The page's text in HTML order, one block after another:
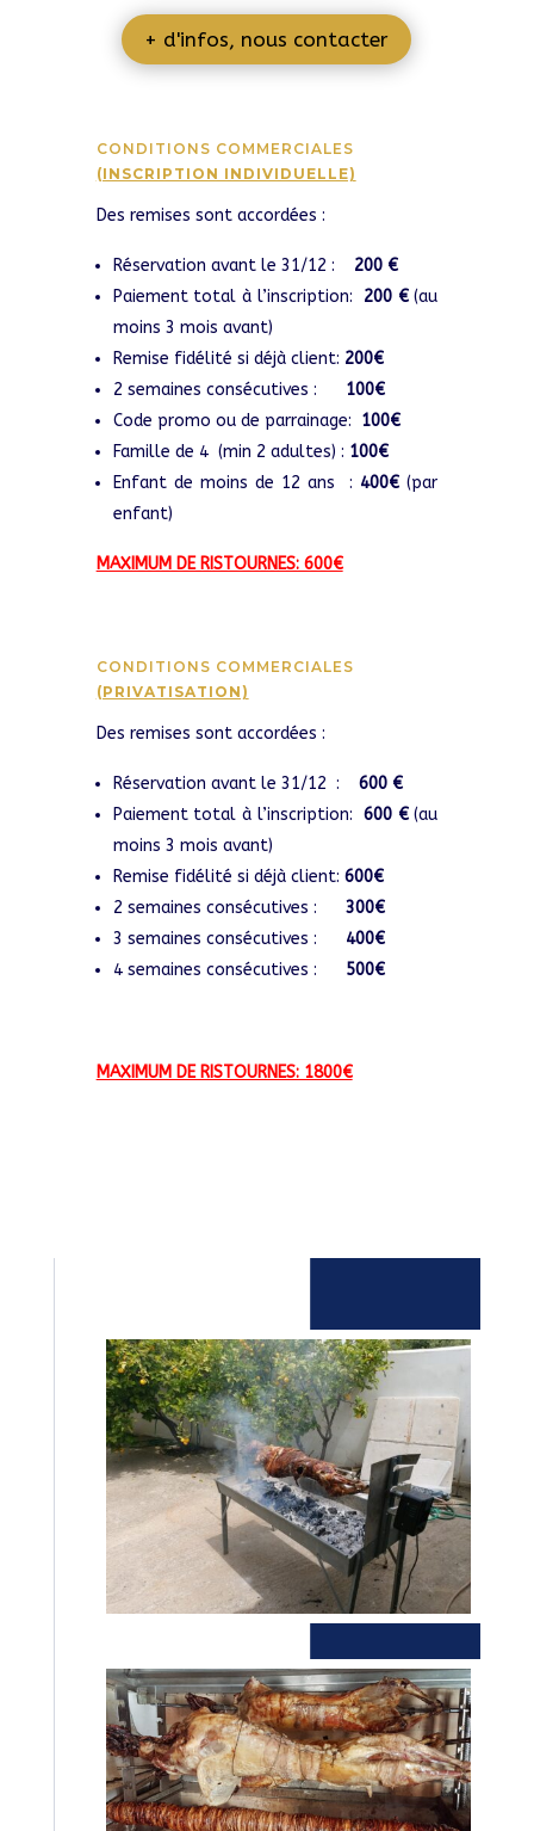
+ d'infos, nous contacter
CONDITIONS COMMERCIALES
(INSCRIPTION INDIVIDUELLE)
Des remises sont accordées :
Réservation avant le 31/12 : 200 €
Paiement total à l’inscription: 200 €(au
moins 3 mois avant)
Remise fidélité si déjà client: 200€
2 semaines consécutives : 100€
Code promo ou de parrainage: 100€
Famille de 4 (min 2 adultes) : 100€
Enfant de moins de 12 ans : 400€ (par
enfant)
MAXIMUM DE RISTOURNES: 600€
CONDITIONS COMMERCIALES
(PRIVATISATION)
Des remises sont accordées :
Réservation avant le 31/12 : 600 €
Paiement total à l’inscription: 600 €(au
moins 3 mois avant)
Remise fidélité si déjà client: 600€
2 semaines consécutives : 300€
3 semaines consécutives : 400€
4 semaines consécutives : 500€
MAXIMUM DE RISTOURNES: 1800€